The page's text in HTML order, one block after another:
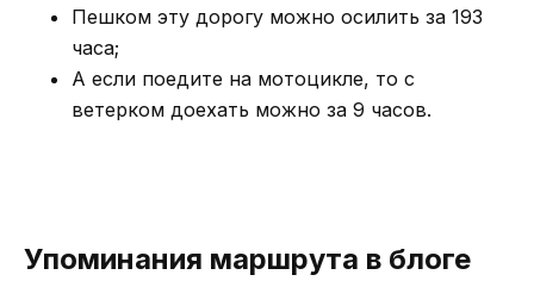
Пешком эту дорогу можно осилить за 193
часа;
А если поедите на мотоцикле, то с
ветерком доехать можно за 9 часов.
Упоминания маршрута в блоге